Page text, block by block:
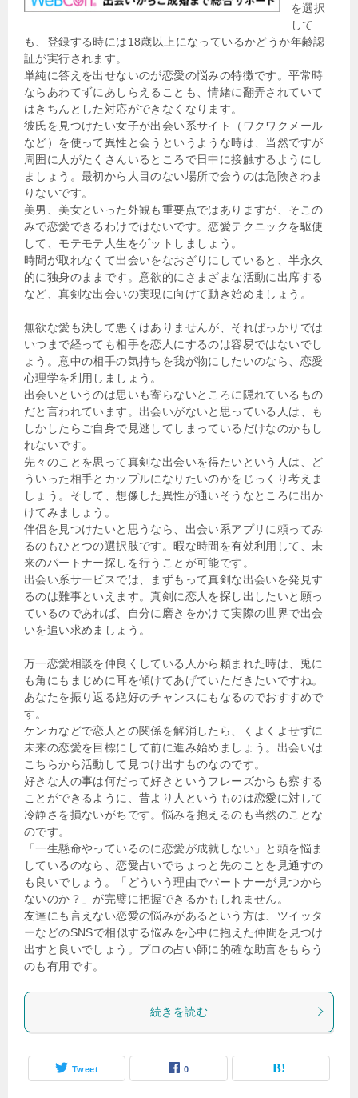
を選択
して
も、登録する時には18歳以上になっているかどうか年齢認
証が実行されます。
単純に答えを出せないのが恋愛の悩みの特徴です。平常時
ならあわてずにあしらえることも、情緒に翻弄されていて
はきちんとした対応ができなくなります。
彼氏を見つけたい女子が出会い系サイト（ワクワクメール
など）を使って異性と会うというような時は、当然ですが
周囲に人がたくさんいるところで日中に接触するようにし
ましょう。最初から人目のない場所で会うのは危険きわま
りないです。
美男、美女といった外観も重要点ではありますが、そこの
みで恋愛できるわけではないです。恋愛テクニックを駆使
して、モテモテ人生をゲットしましょう。
時間が取れなくて出会いをなおざりにしていると、半永久
的に独身のままです。意欲的にさまざまな活動に出席する
など、真剣な出会いの実現に向けて動き始めましょう。
無欲な愛も決して悪くはありませんが、そればっかりでは
いつまで経っても相手を恋人にするのは容易ではないでし
ょう。意中の相手の気持ちを我が物にしたいのなら、恋愛
心理学を利用しましょう。
出会いというのは思いも寄らないところに隠れているもの
だと言われています。出会いがないと思っている人は、も
しかしたらご自身で見逃してしまっているだけなのかもし
れないです。
先々のことを思って真剣な出会いを得たいという人は、ど
ういった相手とカップルになりたいのかをじっくり考えま
しょう。そして、想像した異性が通いそうなところに出か
けてみましょう。
伴侶を見つけたいと思うなら、出会い系アプリに頼ってみ
るのもひとつの選択肢です。暇な時間を有効利用して、未
来のパートナー探しを行うことが可能です。
出会い系サービスでは、まずもって真剣な出会いを発見す
るのは難事といえます。真剣に恋人を探し出したいと願っ
ているのであれば、自分に磨きをかけて実際の世界で出会
いを追い求めましょう。
万一恋愛相談を仲良くしている人から頼まれた時は、兎に
も角にもまじめに耳を傾けてあげていただきたいですね。
あなたを振り返る絶好のチャンスにもなるのでおすすめで
す。
ケンカなどで恋人との関係を解消したら、くよくよせずに
未来の恋愛を目標にして前に進み始めましょう。出会いは
こちらから活動して見つけ出すものなのです。
好きな人の事は何だって好きというフレーズからも察する
ことができるように、昔より人というものは恋愛に対して
冷静さを損ないがちです。悩みを抱えるのも当然のことな
のです。
「一生懸命やっているのに恋愛が成就しない」と頭を悩ま
しているのなら、恋愛占いでちょっと先のことを見通すの
も良いでしょう。「どういう理由でパートナーが見つから
ないのか？」が完璧に把握できるかもしれません。
友達にも言えない恋愛の悩みがあるという方は、ツイッタ
ーなどのSNSで相似する悩みを心中に抱えた仲間を見つけ
出すと良いでしょう。プロの占い師に的確な助言をもらう
のも有用です。
続きを読む
Tweet 0